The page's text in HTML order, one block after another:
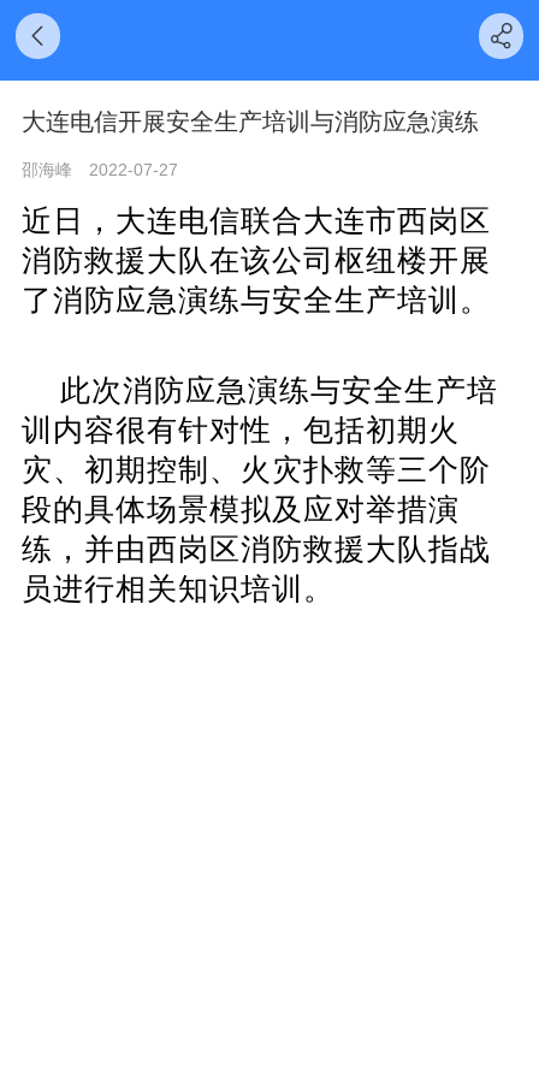
大连电信开展安全生产培训与消防应急演练
邵海峰 2022-07-27
近日，大连电信联合大连市西岗区
消防救援大队在该公司枢纽楼开展
了消防应急演练与安全生产培训。
此次消防应急演练与安全生产培
训内容很有针对性，包括初期火
灾、初期控制、火灾扑救等三个阶
段的具体场景模拟及应对举措演
练，并由西岗区消防救援大队指战
员进行相关知识培训。